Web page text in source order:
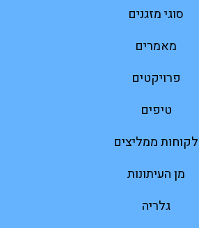
סוגי מזגנים
מאמרים
פרויקטים
טיפים
לקוחות ממליצים
מן העיתונות
גלריה